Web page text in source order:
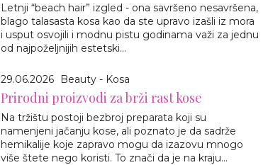
Letnji “beach hair” izgled - ona savršeno nesavršena,
blago talasasta kosa kao da ste upravo izašli iz mora
i usput osvojili i modnu pistu godinama važi za jednu
od najpoželjnijih estetski...
29.06.2026 Beauty - Kosa
Prirodni proizvodi za brži rast kose
Na tržištu postoji bezbroj preparata koji su
namenjeni jačanju kose, ali poznato je da sadrže
hemikalije koje zapravo mogu da izazovu mnogo
više štete nego koristi. To znači da je na kraju...